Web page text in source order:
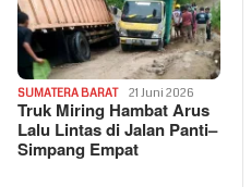
SUMATERA BARAT 21 Juni 2026
Truk Miring Hambat Arus
Lalu Lintas di Jalan Panti–
Simpang Empat